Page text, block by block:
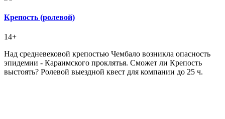
Крепость (ролевой)
14+
Над средневековой крепостью Чембало возникла опасность
эпидемии - Караимского проклятья. Сможет ли Крепость
выстоять? Ролевой выездной квест для компании до 25 ч.